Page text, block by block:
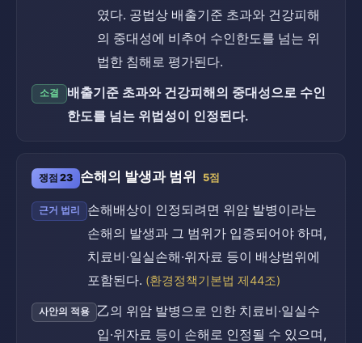
였다. 공법상 배출기준 초과와 건강피해
의 중대성에 비추어 수인한도를 넘는 위
법한 침해로 평가된다.
소결
배출기준 초과와 건강피해의 중대성으로 수인
한도를 넘는 위법성이 인정된다.
쟁점 23 손해의 발생과 범위 5점
근거 법리
손해배상이 인정되려면 위암 발병이라는
손해의 발생과 그 범위가 입증되어야 하며,
치료비·일실손해·위자료 등이 배상범위에
포함된다. (환경정책기본법 제44조)
사안의 적용
乙의 위암 발병으로 인한 치료비·일실수
입·위자료 등이 손해로 인정될 수 있으며,